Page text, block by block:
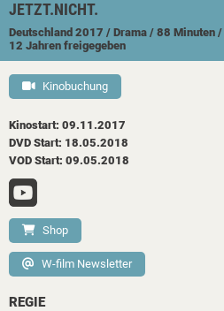
JETZT.NICHT.
Deutschland 2017 / Drama / 88 Minuten /
12 Jahren freigegeben
Kinobuchung
Kinostart: 09.11.2017
DVD Start: 18.05.2018
VOD Start: 09.05.2018
Shop
W-film Newsletter
REGIE